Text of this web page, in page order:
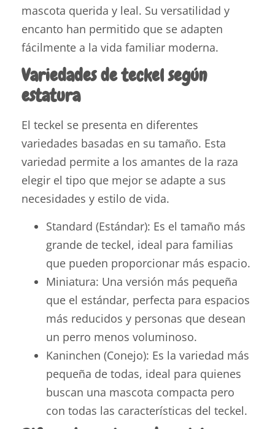
mascota querida y leal. Su versatilidad y
encanto han permitido que se adapten
fácilmente a la vida familiar moderna.
Variedades de teckel según
estatura
El teckel se presenta en diferentes
variedades basadas en su tamaño. Esta
variedad permite a los amantes de la raza
elegir el tipo que mejor se adapte a sus
necesidades y estilo de vida.
Standard (Estándar): Es el tamaño más
grande de teckel, ideal para familias
que pueden proporcionar más espacio.
Miniatura: Una versión más pequeña
que el estándar, perfecta para espacios
más reducidos y personas que desean
un perro menos voluminoso.
Kaninchen (Conejo): Es la variedad más
pequeña de todas, ideal para quienes
buscan una mascota compacta pero
con todas las características del teckel.